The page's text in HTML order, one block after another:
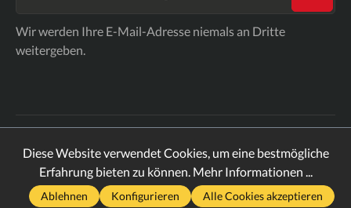
Wir werden Ihre E-Mail-Adresse niemals an Dritte
weitergeben.
Versandkostenund ggf. Nachnahmegebühren, wenn nicht
anders angegeben.
2026ComicTreff
Diese Website verwendet Cookies, um eine bestmögliche
Erfahrung bieten zu können. Mehr Informationen ...
Ablehnen Konfigurieren Alle Cookies akzeptieren